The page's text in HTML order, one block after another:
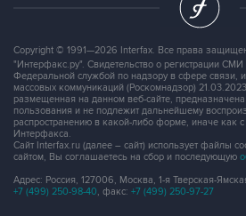
Copyright © 1991—2026 Interfax. Все права
"Интерфакс.ру". Свидетельство о регистрации
Федеральной службой по надзору в сфере связи,
массовых коммуникаций (Роскомнадзор)
размещенная на данном веб-сайте,
пользования и не подлежит дальнейшему
распространению в какой-либо форме, иначе как
Интерфакса.
Сайт Interfax.ru (далее – сайт) использует файлы
сайтом, Вы соглашаетесь на сбор и последующую
Адрес: Россия, 127006, Москва, 1-я Тверская-
+7 (499) 250-98-40, факс: +7 (499) 250-97-27